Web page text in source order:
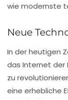
Neue
In der heutigen
das Internet der
zu
eine erhebliche